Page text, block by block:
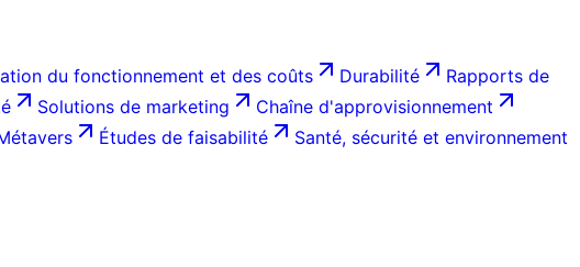
du fonctionnement et des coûts Durabilité
Rapports de
Solutions de marketing
Chaîne d'approvisionnement
Études de faisabilité
Santé, sécurité et environnement